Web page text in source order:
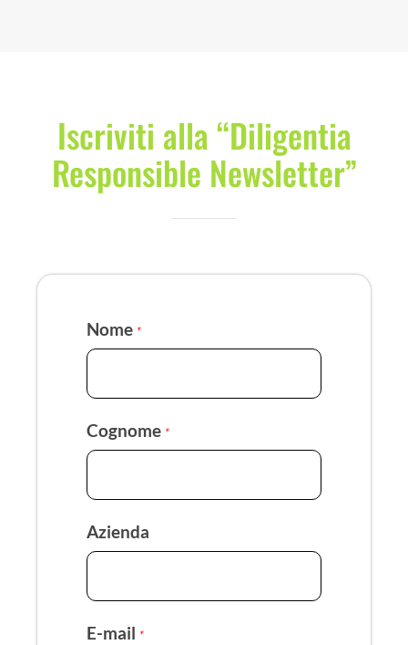
Iscriviti alla “Diligentia
Responsible Newsletter”
Nome *
Cognome *
Azienda
E-mail *